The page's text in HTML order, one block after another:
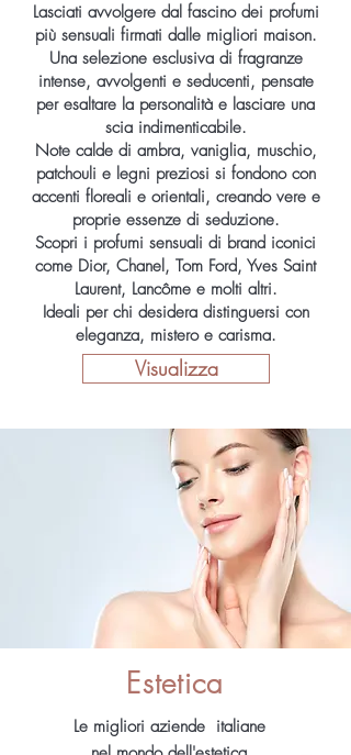
Lasciati avvolgere dal fascino dei profumi
più sensuali firmati dalle migliori maison.
Una selezione esclusiva di fragranze
intense, avvolgenti e seducenti, pensate
per esaltare la personalità e lasciare una
scia indimenticabile.
Note calde di ambra, vaniglia, muschio,
patchouli e legni preziosi si fondono con
accenti floreali e orientali, creando vere e
proprie essenze di seduzione.
Scopri i profumi sensuali di brand iconici
come Dior, Chanel, Tom Ford, Yves Saint
Laurent, Lancôme e molti altri.
Ideali per chi desidera distinguersi con
eleganza, mistero e carisma.
Visualizza
Estetica
Le migliori aziende italiane